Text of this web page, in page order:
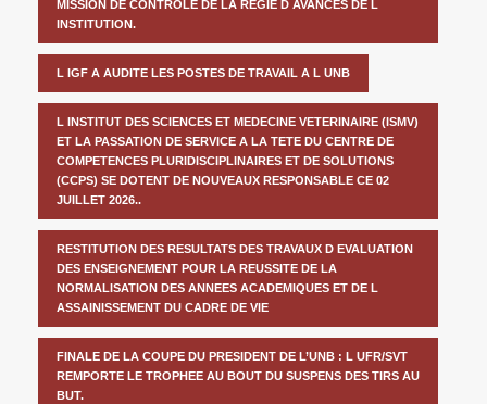
MISSION DE CONTROLE DE LA REGIE D AVANCES DE L
INSTITUTION.
L IGF A AUDITE LES POSTES DE TRAVAIL A L UNB
L INSTITUT DES SCIENCES ET MEDECINE VETERINAIRE (ISMV)
ET LA PASSATION DE SERVICE A LA TETE DU CENTRE DE
COMPETENCES PLURIDISCIPLINAIRES ET DE SOLUTIONS
(CCPS) SE DOTENT DE NOUVEAUX RESPONSABLE CE 02
JUILLET 2026..
RESTITUTION DES RESULTATS DES TRAVAUX D EVALUATION
DES ENSEIGNEMENT POUR LA REUSSITE DE LA
NORMALISATION DES ANNEES ACADEMIQUES ET DE L
ASSAINISSEMENT DU CADRE DE VIE
FINALE DE LA COUPE DU PRESIDENT DE L’UNB : L UFR/SVT
REMPORTE LE TROPHEE AU BOUT DU SUSPENS DES TIRS AU
BUT.